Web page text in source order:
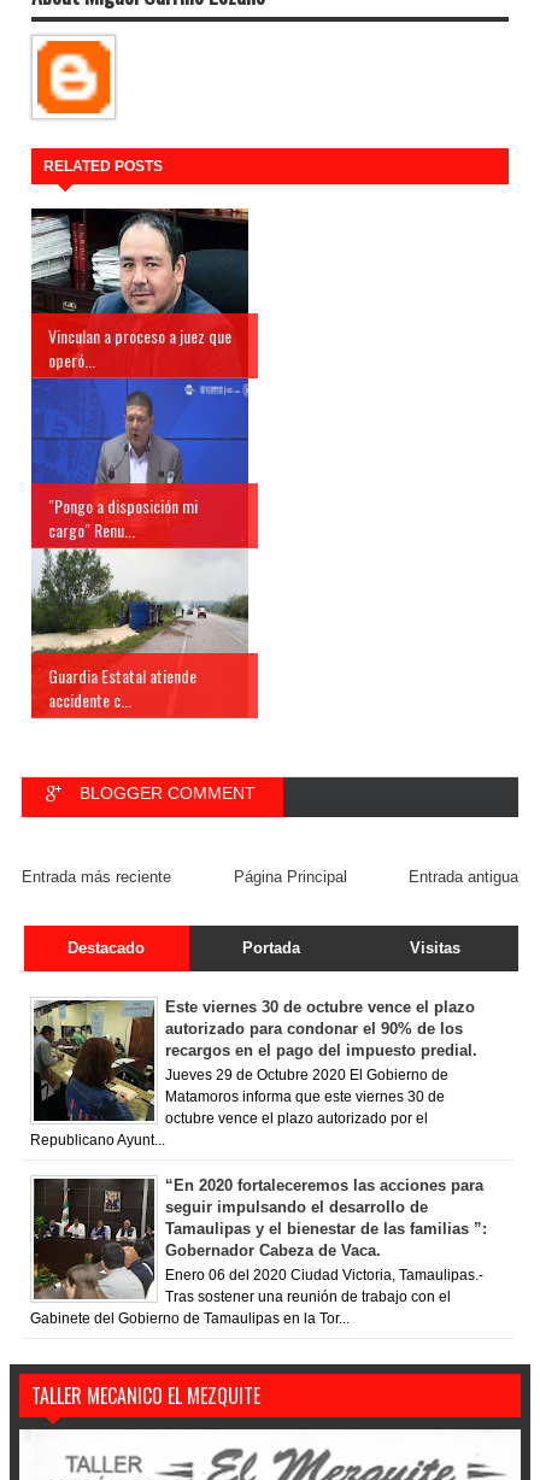
RELATED POSTS
Vinculan a proceso a juez que
operó...
"Pongo a disposición mi
cargo" Renu...
Guardia Estatal atiende
accidente c...
BLOGGER COMMENT
Entrada más reciente Entrada antigua
Página Principal
Destacado Portada Visitas
Este viernes 30 de octubre vence el plazo
autorizado para condonar el 90% de los
recargos en el pago del impuesto predial.
Jueves 29 de Octubre 2020 El Gobierno de
Matamoros informa que este viernes 30 de
octubre vence el plazo autorizado por el
Republicano Ayunt...
“En 2020 fortaleceremos las acciones para
seguir impulsando el desarrollo de
Tamaulipas y el bienestar de las familias ”:
Gobernador Cabeza de Vaca.
Enero 06 del 2020 Ciudad Victoria, Tamaulipas.-
Tras sostener una reunión de trabajo con el
Gabinete del Gobierno de Tamaulipas en la Tor...
TALLER MECANICO EL MEZQUITE